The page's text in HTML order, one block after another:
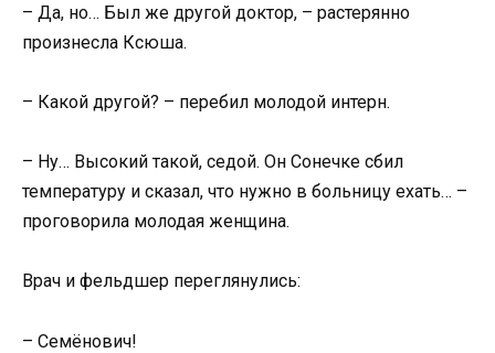
– Да, но… Был же другой доктор, – растерянно
произнесла Ксюша.
– Какой другой? – перебил молодой интерн.
– Ну… Высокий такой, седой. Он Сонечке сбил
температуру и сказал, что нужно в больницу ехать… –
проговорила молодая женщина.
Врач и фельдшер переглянулись:
– Семёнович!